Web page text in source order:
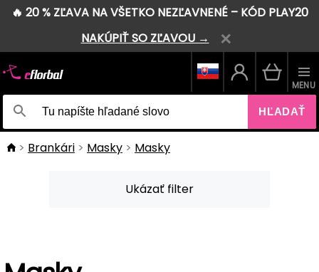
🔥 20 % ZĽAVA NA VŠETKO NEZĽAVNENÉ – KÓD PLAY20
NAKÚPIŤ SO ZĽAVOU →
HĽADAŤ
MENU
Brankári Masky Masky
Ukázať filter